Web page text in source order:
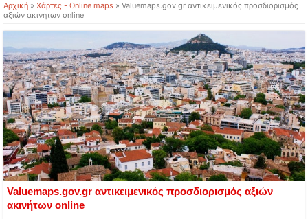
Αρχική » Χάρτες - Online maps » Valuemaps.gov.gr αντικειμενικός προσδιορισμός
αξιών ακινήτων online
Valuemaps.gov.gr αντικειμενικός προσδιορισμός αξιών
ακινήτων online